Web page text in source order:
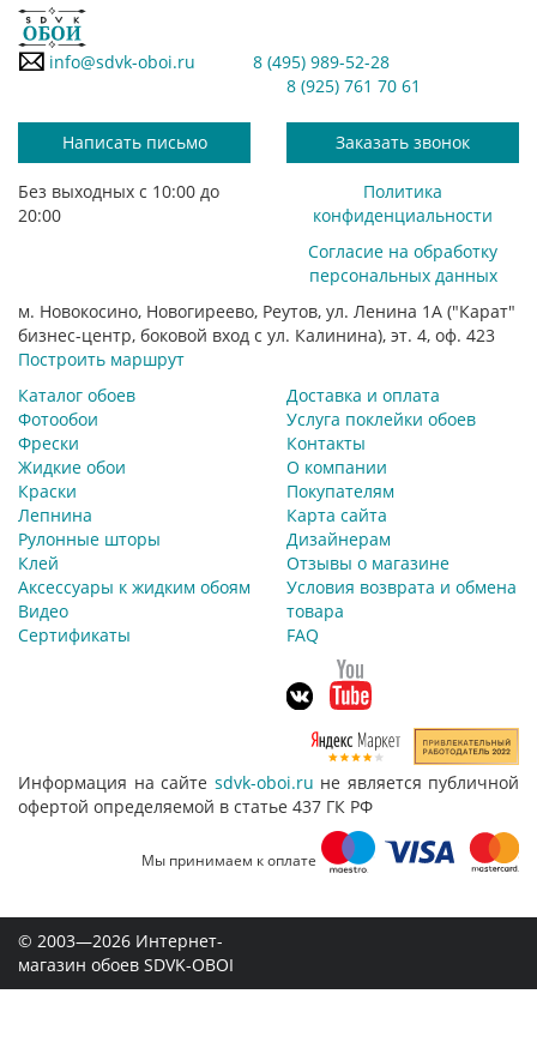
info@sdvk-oboi.ru
8 (495) 989-52-28
8 (925) 761 70 61
Написать письмо Заказать звонок
Без выходных с 10:00 до
20:00
Политика
конфиденциальности
Согласие на обработку
персональных данных
м. Новокосино, Новогиреево, Реутов, ул. Ленина 1А ("Карат"
бизнес-центр, боковой вход с ул. Калинина), эт. 4, оф. 423
Построить маршрут
Каталог обоев
Фотообои
Фрески
Жидкие обои
Краски
Лепнина
Рулонные шторы
Клей
Аксессуары к жидким обоям
Видео
Сертификаты
Доставка и оплата
Услуга поклейки обоев
Контакты
О компании
Покупателям
Карта сайта
Дизайнерам
Отзывы о магазине
Условия возврата и обмена
товара
FAQ
Информация на сайте sdvk-oboi.ru не является публичной
офертой определяемой в статье 437 ГК РФ
Мы принимаем к оплате
© 2003—2026 Интернет-
магазин обоев SDVK-OBOI